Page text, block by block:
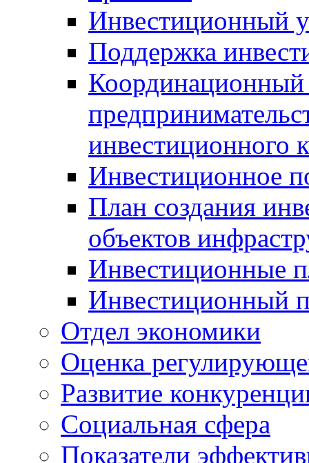
Инвестиционный
Поддержка
Координационный
инвестиционного
Инвестиционное
План создания
объектов
Инвестиционные
Инвестиционный
Отдел экономики
Оценка
Развитие
Социальная сфера
Показатели